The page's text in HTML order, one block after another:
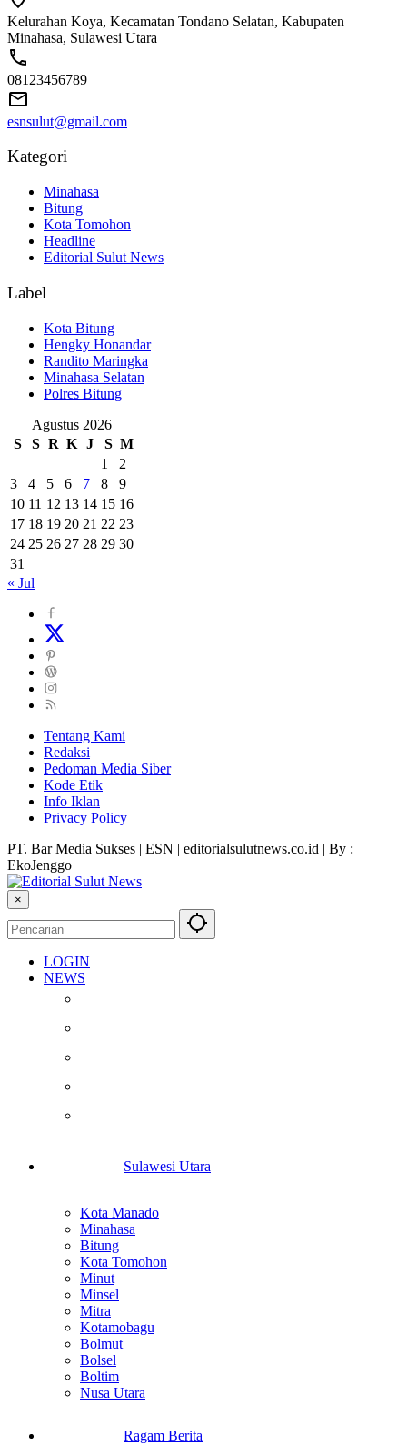
Kelurahan Koya, Kecamatan Tondano Selatan, Kabupaten
Minahasa, Sulawesi Utara
08123456789
esnsulut@gmail.com
Kategori
Minahasa
Bitung
Kota Tomohon
Headline
Editorial Sulut News
Label
Kota Bitung
Hengky Honandar
Randito Maringka
Minahasa Selatan
Polres Bitung
Agustus 2026
S
S R K J S M
1
2
3
4 5 6 7 8
9
10 11 12 13 14 15 16
17 18 19 20 21 22 23
24 25 26 27 28 29 30
31
« Jul
Tentang Kami
Redaksi
Pedoman Media Siber
Kode Etik
Info Iklan
Privacy Policy
PT. Bar Media Sukses | ESN | editorialsulutnews.co.id | By :
EkoJenggo
×
LOGIN
NEWS
Sulawesi Utara
Kota Manado
Minahasa
Bitung
Kota Tomohon
Minut
Minsel
Mitra
Kotamobagu
Bolmut
Bolsel
Boltim
Nusa Utara
Ragam Berita